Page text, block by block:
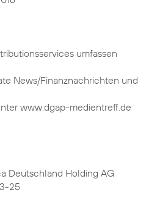
Deutschland Holding AG
25